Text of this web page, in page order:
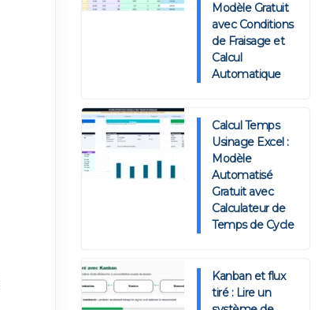
Modèle Gratuit
avec Conditions
de Fraisage et
Calcul
Automatique
Calcul Temps
Usinage Excel :
Modèle
Automatisé
Gratuit avec
Calculateur de
Temps de Cycle
Kanban et flux
tiré : Lire un